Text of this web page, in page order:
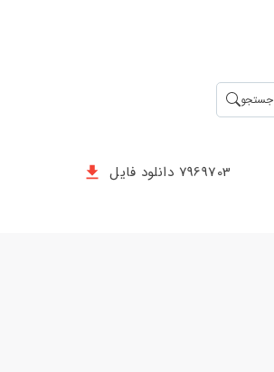
جستجو
7969703 دانلود فایل